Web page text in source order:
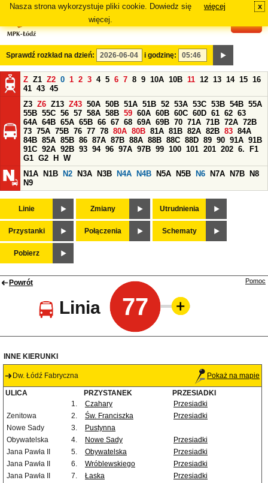
Nasza strona wykorzystuje pliki cookie. Dowiedz się
więcej.
więcej x
Sprawdź rozkład na dzień: i godzinę:
Z Z1 Z2 0 1 2 3 4 5 6 7 8 9 10A 10B 11 12 13 14 15 16
41 43 45
Z3 Z6 Z13 Z43 50A 50B 51A 51B 52 53A 53C 53B 54B 55A
55B 55C 56 57 58A 58B 59 60A 60B 60C 60D 61 62 63
64A 64B 65A 65B 66 67 68 69A 69B 70 71A 71B 72A 72B
73 75A 75B 76 77 78 80A 80B 81A 81B 82A 82B 83 84A
84B 85A 85B 86 87A 87B 88A 88B 88C 88D 89 90 91A 91B
91C 92A 92B 93 94 96 97A 97B 99 100 101 201 202 6.
F1
G1 G2 H
W
N1A
N1B N2 N3A N3B N4A N4B N5A N5B N6 N7A N7B
N8
N9
Linie Zmiany Utrudnienia
Przystanki Połączenia Schematy
Pobierz
Powrót
Linia 77
Pomoc
INNE KIERUNKI
Dw. Łódź Fabryczna Pokaż na mapie
ULICA PRZYSTANEK
PRZESIADKI
1.
Czahary
Przesiadki
Zenitowa
2. Św. Franciszka
Przesiadki
Nowe Sady
3.
Pustynna
Obywatelska
4. Nowe Sady
Przesiadki
Jana Pawła II
5. Obywatelska
Przesiadki
Jana Pawła II
6. Wróblewskiego
Przesiadki
Jana Pawła II
7. Łaska
Przesiadki